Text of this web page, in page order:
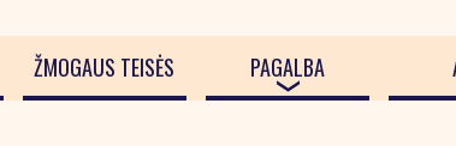
ŽMOGAUS TEISĖS PAGALBA